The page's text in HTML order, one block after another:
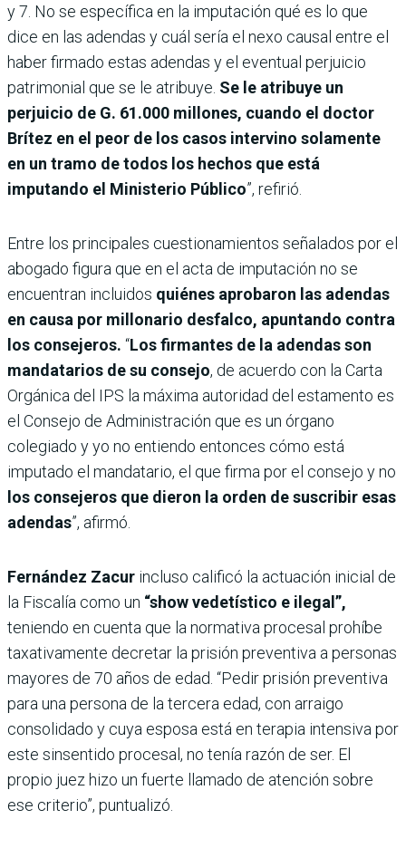
y 7. No se específica en la imputación qué es lo que
dice en las adendas y cuál sería el nexo causal entre el
haber firmado estas adendas y el eventual perjuicio
patrimonial que se le atribuye. Se le atribuye un
perjuicio de G. 61.000 millones, cuando el doctor
Brítez en el peor de los casos intervino solamente
en un tramo de todos los hechos que está
imputando el Ministerio Público”, refirió.
Entre los principales cuestionamientos señalados por el
abogado figura que en el acta de imputación no se
encuentran incluidos quiénes aprobaron las adendas
en causa por millonario desfalco, apuntando contra
los consejeros. “Los firmantes de la adendas son
mandatarios de su consejo, de acuerdo con la Carta
Orgánica del IPS la máxima autoridad del estamento es
el Consejo de Administración que es un órgano
colegiado y yo no entiendo entonces cómo está
imputado el mandatario, el que firma por el consejo y no
los consejeros que dieron la orden de suscribir esas
adendas”, afirmó.
Fernández Zacur incluso calificó la actuación inicial de
la Fiscalía como un “show vedetístico e ilegal”,
teniendo en cuenta que la normativa procesal prohíbe
taxativamente decretar la prisión preventiva a personas
mayores de 70 años de edad. “Pedir prisión preventiva
para una persona de la tercera edad, con arraigo
consolidado y cuya esposa está en terapia intensiva por
este sinsentido procesal, no tenía razón de ser. El
propio juez hizo un fuerte llamado de atención sobre
ese criterio”, puntualizó.